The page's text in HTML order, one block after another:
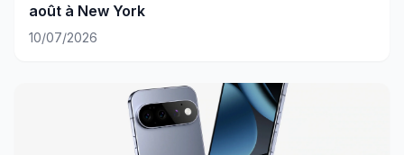
août à New York
10/07/2026